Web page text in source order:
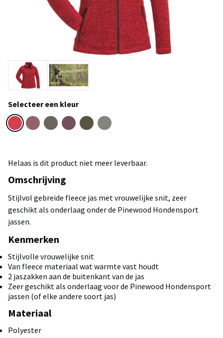
Selecteer een kleur
Helaas is dit product niet meer leverbaar.
Omschrijving
Stijlvol gebreide fleece jas met vrouwelijke snit, zeer
geschikt als onderlaag onder de Pinewood Hondensport
jassen.
Kenmerken
Stijlvolle vrouwelijke snit
Van fleece materiaal wat warmte vast houdt
2 jaszakken aan de buitenkant van de jas
Zeer geschikt als onderlaag voor de Pinewood Hondensport
jassen (of elke andere soort jas)
Materiaal
Polyester